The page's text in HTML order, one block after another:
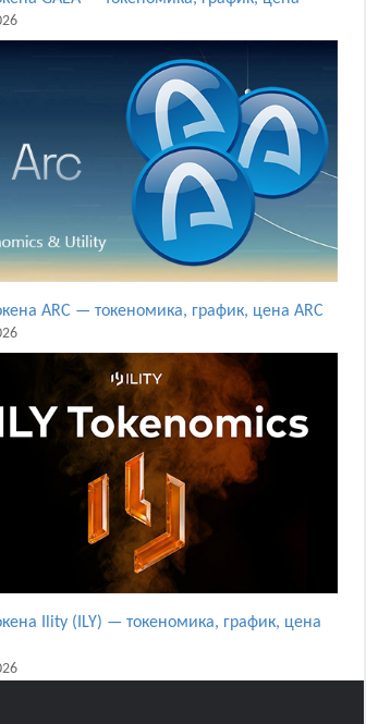
ARC — токеномика, график, цена ARC
Ility (ILY) — токеномика, график, цена